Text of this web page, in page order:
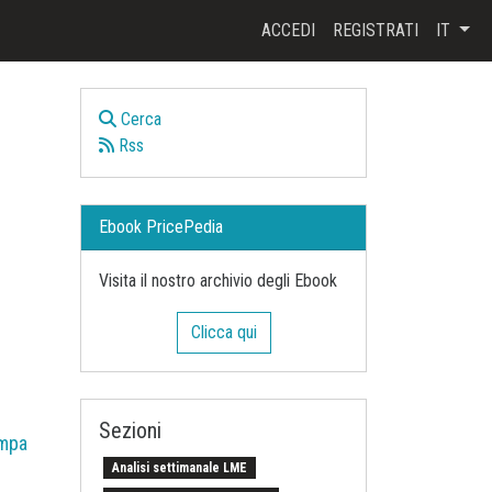
ACCEDI REGISTRATI IT
Cerca
Rss
Ebook PricePedia
Visita il nostro archivio degli Ebook
Clicca qui
Sezioni
Analisi settimanale LME